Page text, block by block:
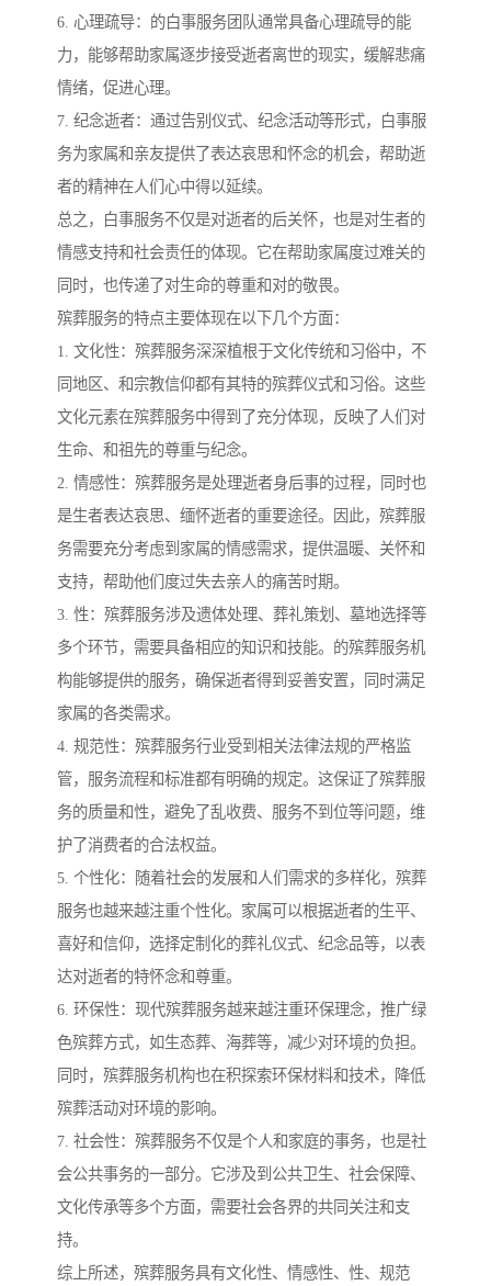
6. 心理疏导：的白事服务团队通常具备心理疏导的能
力，能够帮助家属逐步接受逝者离世的现实，缓解悲痛
情绪，促进心理。
7. 纪念逝者：通过告别仪式、纪念活动等形式，白事服
务为家属和亲友提供了表达哀思和怀念的机会，帮助逝
者的精神在人们心中得以延续。
总之，白事服务不仅是对逝者的后关怀，也是对生者的
情感支持和社会责任的体现。它在帮助家属度过难关的
同时，也传递了对生命的尊重和对的敬畏。
殡葬服务的特点主要体现在以下几个方面：
1. 文化性：殡葬服务深深植根于文化传统和习俗中，不
同地区、和宗教信仰都有其特的殡葬仪式和习俗。这些
文化元素在殡葬服务中得到了充分体现，反映了人们对
生命、和祖先的尊重与纪念。
2. 情感性：殡葬服务是处理逝者身后事的过程，同时也
是生者表达哀思、缅怀逝者的重要途径。因此，殡葬服
务需要充分考虑到家属的情感需求，提供温暖、关怀和
支持，帮助他们度过失去亲人的痛苦时期。
3. 性：殡葬服务涉及遗体处理、葬礼策划、墓地选择等
多个环节，需要具备相应的知识和技能。的殡葬服务机
构能够提供的服务，确保逝者得到妥善安置，同时满足
家属的各类需求。
4. 规范性：殡葬服务行业受到相关法律法规的严格监
管，服务流程和标准都有明确的规定。这保证了殡葬服
务的质量和性，避免了乱收费、服务不到位等问题，维
护了消费者的合法权益。
5. 个性化：随着社会的发展和人们需求的多样化，殡葬
服务也越来越注重个性化。家属可以根据逝者的生平、
喜好和信仰，选择定制化的葬礼仪式、纪念品等，以表
达对逝者的特怀念和尊重。
6. 环保性：现代殡葬服务越来越注重环保理念，推广绿
色殡葬方式，如生态葬、海葬等，减少对环境的负担。
同时，殡葬服务机构也在积探索环保材料和技术，降低
殡葬活动对环境的影响。
7. 社会性：殡葬服务不仅是个人和家庭的事务，也是社
会公共事务的一部分。它涉及到公共卫生、社会保障、
文化传承等多个方面，需要社会各界的共同关注和支
持。
综上所述，殡葬服务具有文化性、情感性、性、规范